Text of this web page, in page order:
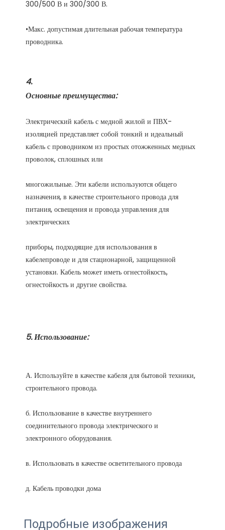
•Макс. допустимая длительная рабочая температура
Основные преимущества:
Электрический кабель с медной жилой и ПВХ-
изоляцией представляет собой тонкий и идеальный
кабель с проводником из простых отожженных медных
многожильные. Эти кабели используются общего
назначения, в качестве строительного провода для
питания, освещения и провода управления для
приборы, подходящие для использования в
кабелепроводе и для стационарной, защищенной
установки. Кабель может иметь огнестойкость,
5. Использование:
А. Используйте в качестве кабеля для бытовой техники,
б. Использование в качестве внутреннего
соединительного провода электрического и
Подробные изображения